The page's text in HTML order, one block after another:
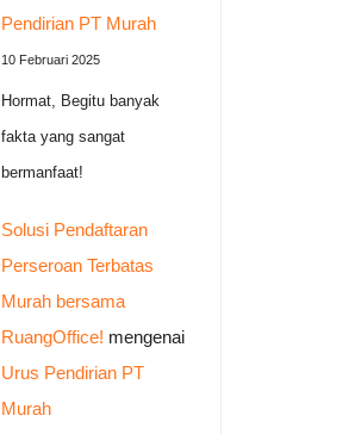
Pendirian PT Murah
10 Februari 2025
Hormat, Begitu banyak
fakta yang sangat
bermanfaat!
Solusi Pendaftaran
Perseroan Terbatas
Murah bersama
RuangOffice! mengenai
Urus Pendirian PT
Murah